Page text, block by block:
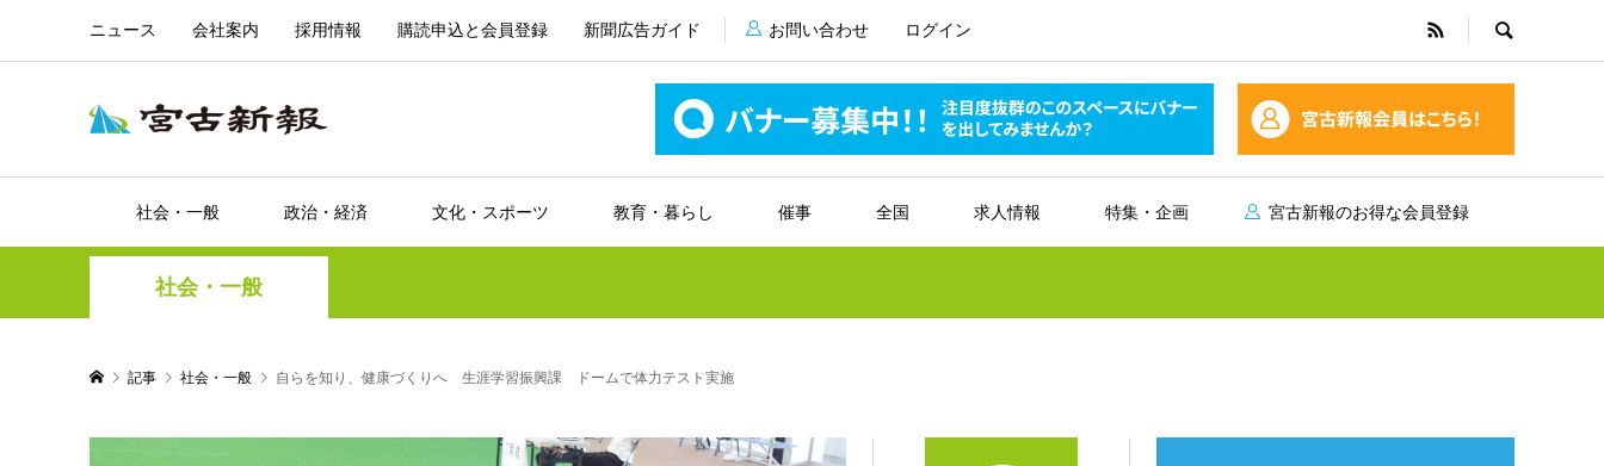
ニュース 会社案内 採用情報 購読申込と会員登録 新聞広告ガイド お問い合わせ ログイン
社会・一般 政治・経済 文化・スポーツ 教育・暮らし 催事 全国 求人情報 特集・企画 宮古新報のお得な会員登録
社会・一般
記事 社会・一般 自らを知り、健康づくりへ 生涯学習振興課 ドームで体力テスト実施